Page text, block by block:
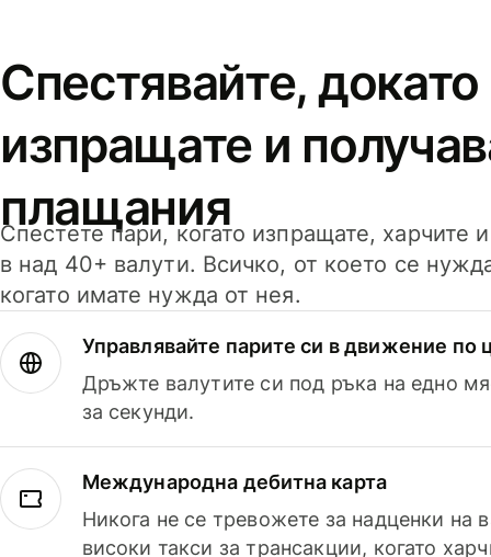
Спестявайте,
изпращате и
плащания
Спестете пари, когато изпращате, харчите
в над 40+ валути. Всичко, от което се
когато имате нужда от нея.
Управлявайте парите си в движение по
Дръжте валутите си под ръка на едно
за секунди.
Международна дебитна карта
Никога не се тревожете за надценки на
високи такси за трансакции, когато